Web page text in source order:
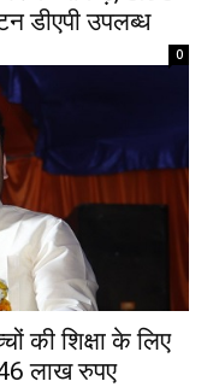
डीएपी उपलब्ध
0
की शिक्षा के लिए
लाख रुपए